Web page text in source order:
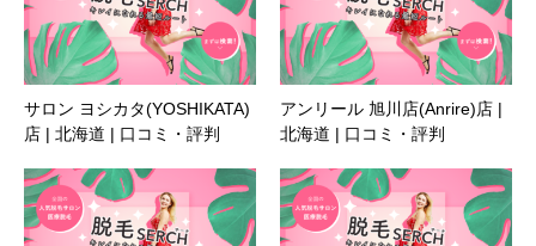
サロン ヨシカタ(YOSHIKATA)
店 | 北海道 | 口コミ・評判
アンリール 旭川店(Anrire)店 |
北海道 | 口コミ・評判